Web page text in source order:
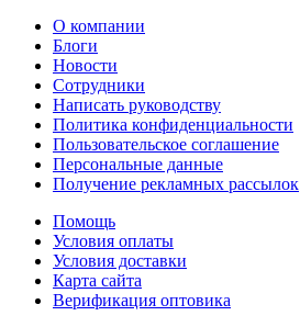
О компании
Блоги
Новости
Сотрудники
Написать руководству
Политика конфиденциальности
Пользовательское соглашение
Персональные данные
Получение рекламных рассылок
Помощь
Условия оплаты
Условия доставки
Карта сайта
Верификация оптовика